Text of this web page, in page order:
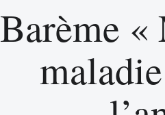
Barème «